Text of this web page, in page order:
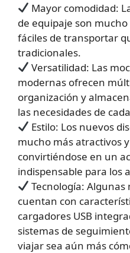
Mayor comodidad:
de equipaje son
fáciles de transportar
tradicionales.
Versatilidad: Las
modernas ofrecen
organización y
las necesidades de
Estilo: Los nuevos
mucho más atractivos
convirtiéndose en un
indispensable para los
Tecnología:
cuentan con
cargadores USB
sistemas de
viajar sea aún más